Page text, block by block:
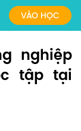
VÀO HỌC
nghiệp
tập tại